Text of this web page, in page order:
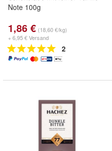
Note 100g
1,86 € (18,60 €/kg)
+ 6,95 € Versand
2